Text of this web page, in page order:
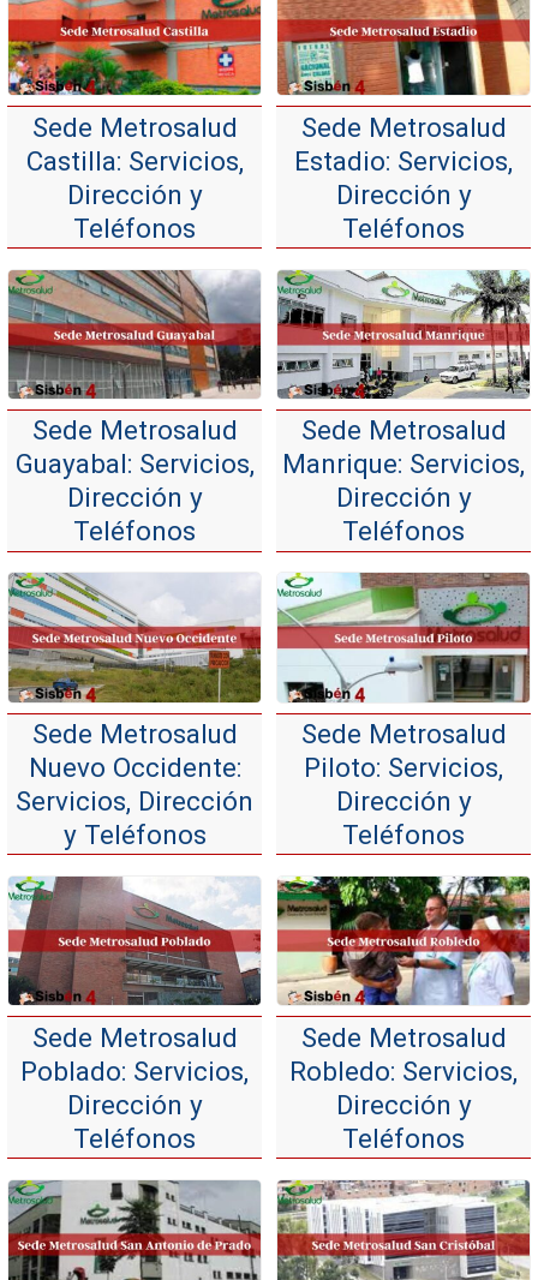
Sede Metrosalud
Castilla: Servicios,
Dirección y
Teléfonos
Sede Metrosalud
Estadio: Servicios,
Dirección y
Teléfonos
Sede Metrosalud
Guayabal: Servicios,
Dirección y
Teléfonos
Sede Metrosalud
Manrique: Servicios,
Dirección y
Teléfonos
Sede Metrosalud
Nuevo Occidente:
Servicios, Dirección
y Teléfonos
Sede Metrosalud
Piloto: Servicios,
Dirección y
Teléfonos
Sede Metrosalud
Poblado: Servicios,
Dirección y
Teléfonos
Sede Metrosalud
Robledo: Servicios,
Dirección y
Teléfonos